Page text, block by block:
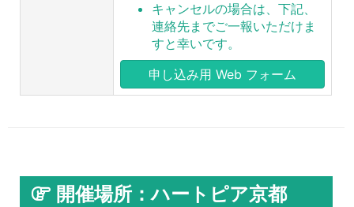
キャンセルの場合は、下記、
連絡先までご一報いただけま
すと幸いです。
申し込み用 Web フォーム
開催場所：ハートピア京都